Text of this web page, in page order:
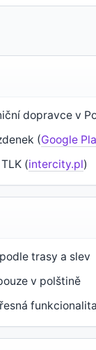
dopravce v
(Google
(intercity.pl)
trasy a slev
v polštině